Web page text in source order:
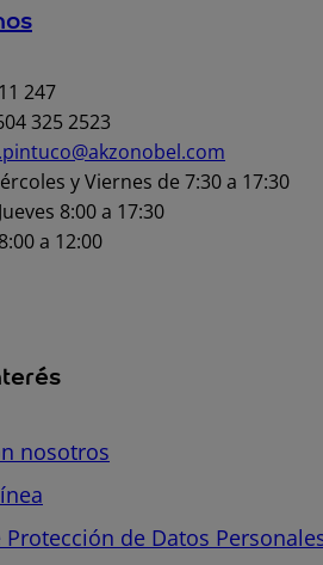
247
325 2523
y Viernes de 7:30 a 17:30
8:00 a 17:30
a 12:00
nosotros
de Datos